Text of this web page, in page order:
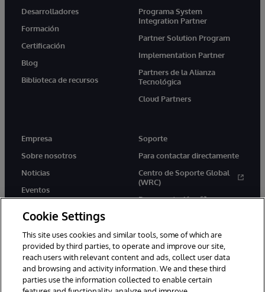
Desarrolladores
Formación
Certificación
Blog
Biblioteca de recursos
Programa System
Integration Partner
Partner Solution Program
Implementation Partner
Partners de la Alianza
Tecnológica
Cloud Partners
Empresa
Sobre nosotros
Noticias
Eventos
Soporte
Para contactar directamente
Centro de Soporte Global
(WRC)
Documentación
Cookie Settings
This site uses cookies and similar tools, some of which are
provided by third parties, to operate and improve our site,
reach users with relevant content and ads, collect user data
and browsing and activity information. We and these third
parties use the information collected to enable certain